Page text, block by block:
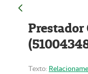
Texto: